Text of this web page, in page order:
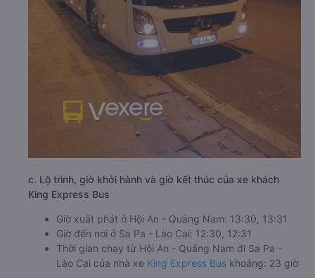
c. Lộ trình, giờ khởi hành và giờ kết thúc của xe khách
King Express Bus
Giờ xuất phát ở Hội An - Quảng Nam: 13:30, 13:31
Giờ đến nơi ở Sa Pa - Lào Cai: 12:30, 12:31
Thời gian chạy từ Hội An - Quảng Nam đi Sa Pa -
Lào Cai của nhà xe King Express Bus khoảng: 23 giờ